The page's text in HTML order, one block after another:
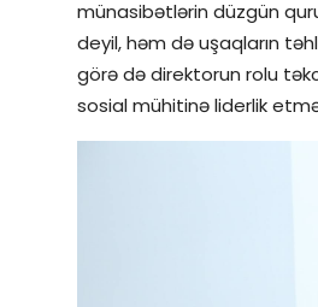
münasibətlərin düzgün
deyil, həm də uşaqların
görə də direktorun rolu
sosial mühitinə liderlik